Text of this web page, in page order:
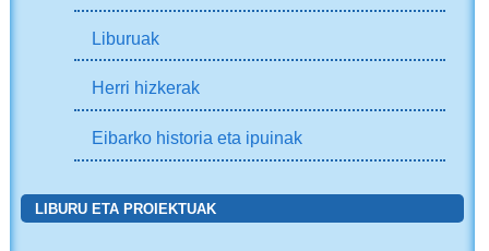
Liburuak
Herri hizkerak
Eibarko historia eta ipuinak
LIBURU ETA PROIEKTUAK